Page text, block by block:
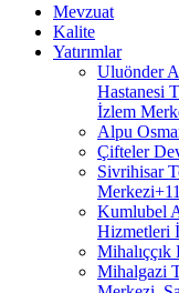
Mevzuat
Kalite
Yatırımlar
Uluönder
Hastanesi
İzlem
Alpu
Çifteler
Sivrihisar
Kumlubel
Hizmetleri
Mihalıççık
Mihalgazi